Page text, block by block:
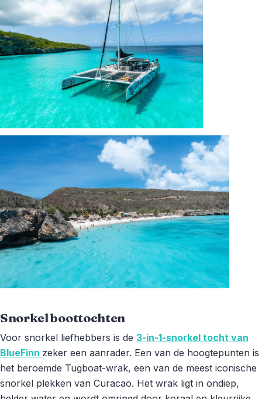
Snorkel boottochten
Voor snorkel liefhebbers is de 3-in-1-snorkel tocht van
BlueFinn zeker een aanrader. Een van de hoogtepunten is
het beroemde Tugboat-wrak, een van de meest iconische
snorkel plekken van Curacao. Het wrak ligt in ondiep,